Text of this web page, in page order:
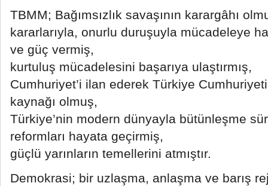
TBMM; Bağımsızlık savaşının karargâhı
kararlarıyla, onurlu duruşuyla mücadeleye
ve güç vermiş,
kurtuluş mücadelesini başarıya ulaştırmış,
Cumhuriyet’i ilan ederek Türkiye
kaynağı olmuş,
Türkiye’nin modern dünyayla bütünleşme
reformları hayata geçirmiş,
güçlü yarınların temellerini atmıştır.
Demokrasi; bir uzlaşma, anlaşma ve barış